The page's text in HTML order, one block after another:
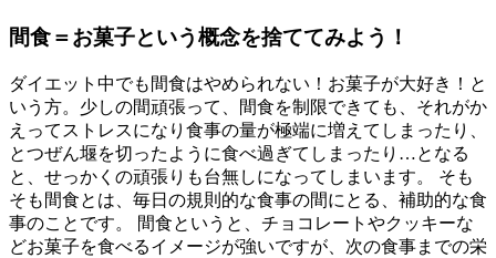
間食＝お菓子という概念を捨ててみよう！
ダイエット中でも間食はやめられない！お菓子が大好き！と
いう方。少しの間頑張って、間食を制限できても、それがか
えってストレスになり食事の量が極端に増えてしまったり、
とつぜん堰を切ったように食べ過ぎてしまったり…となる
と、せっかくの頑張りも台無しになってしまいます。 そも
そも間食とは、毎日の規則的な食事の間にとる、補助的な食
事のことです。 間食というと、チョコレートやクッキーな
どお菓子を食べるイメージが強いですが、次の食事までの栄